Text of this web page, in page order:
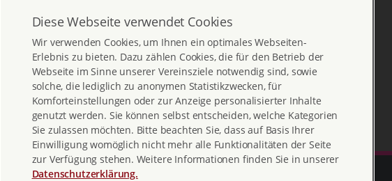
Diese Webseite verwendet Cookies
Wir verwenden Cookies, um Ihnen ein optimales Webseiten-
Erlebnis zu bieten. Dazu zählen Cookies, die für den Betrieb der
Webseite im Sinne unserer Vereinsziele notwendig sind, sowie
solche, die lediglich zu anonymen Statistikzwecken, für
Komforteinstellungen oder zur Anzeige personalisierter Inhalte
genutzt werden. Sie können selbst entscheiden, welche Kategorien
Sie zulassen möchten. Bitte beachten Sie, dass auf Basis Ihrer
Einwilligung womöglich nicht mehr alle Funktionalitäten der Seite
zur Verfügung stehen. Weitere Informationen finden Sie in unserer
Datenschutzerklärung.